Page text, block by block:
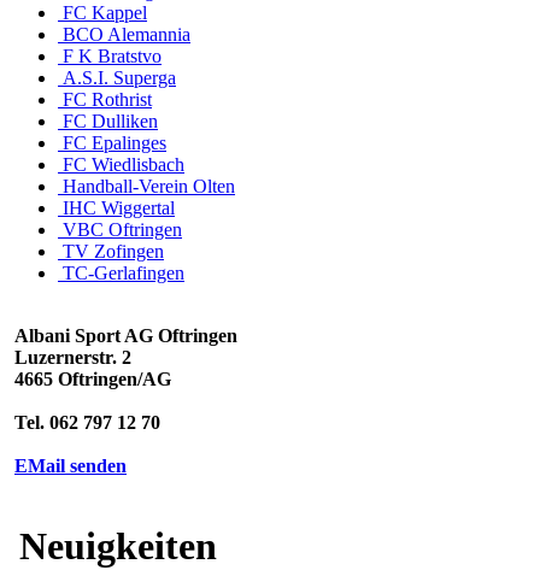
FC Kappel
BCO Alemannia
F K Bratstvo
A.S.I. Superga
FC Rothrist
FC Dulliken
FC Epalinges
FC Wiedlisbach
Handball-Verein Olten
IHC Wiggertal
VBC Oftringen
TV Zofingen
TC-Gerlafingen
Albani Sport AG Oftringen
Luzernerstr. 2
4665 Oftringen/AG
Tel. 062 797 12 70
EMail senden
Neuigkeiten